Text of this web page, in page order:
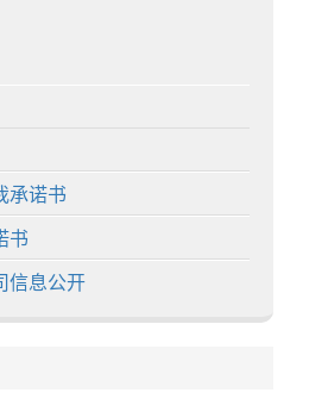
承诺书
书
信息公开